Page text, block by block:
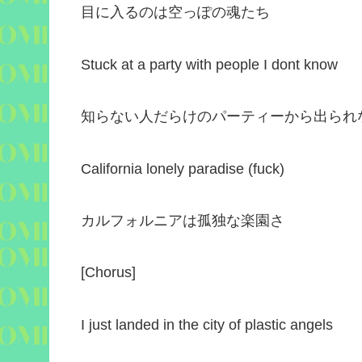
目に入るのは空っぽの魂たち
Stuck at a party with people I dont know
知らない人だらけのパーティーから出られ
California lonely paradise (fuck)
カルフォルニアは孤独な楽園さ
[Chorus]
I just landed in the city of plastic angels